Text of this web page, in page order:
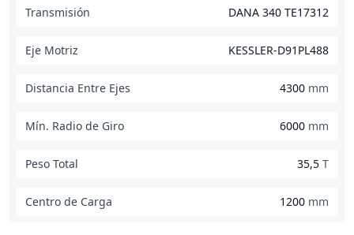
Transmisión DANA 340 TE17312
Eje Motriz KESSLER-D91PL488
Distancia Entre Ejes 4300 mm
Mín. Radio de Giro 6000 mm
Peso Total 35,5 T
Centro de Carga 1200 mm